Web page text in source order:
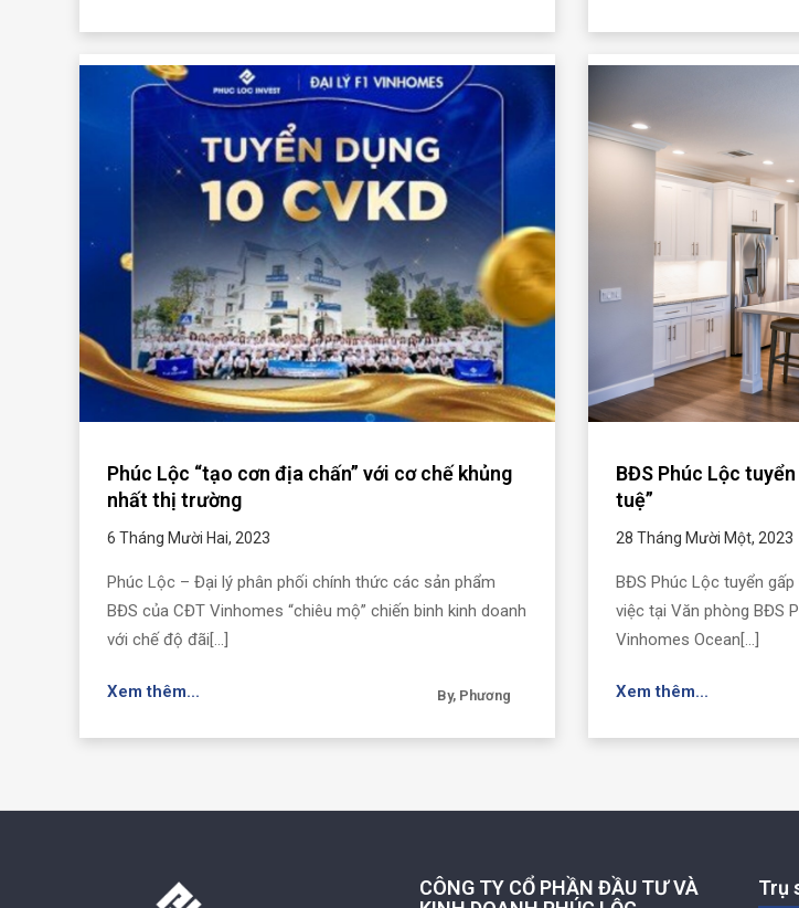
Phúc Lộc “tạo cơn địa chấn” với cơ chế khủng
nhất thị trường
6 Tháng Mười Hai, 2023
Phúc Lộc – Đại lý phân phối chính thức các sản phẩm
BĐS của CĐT Vinhomes “chiêu mộ” chiến binh kinh doanh
với chế độ đãi[...]
Xem thêm... By, Phương
BĐS Phúc Lộc
tuệ”
28 Tháng Mười Một, 2023
BĐS Phúc Lộc tuyển
việc tại Văn phòng BĐS
Vinhomes Ocean[...]
Xem thêm...
CÔNG TY CỔ PHẦN ĐẦU TƯ VÀ
Trụ